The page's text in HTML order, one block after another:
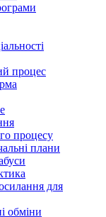
процес
процесу
плани
для
обміни